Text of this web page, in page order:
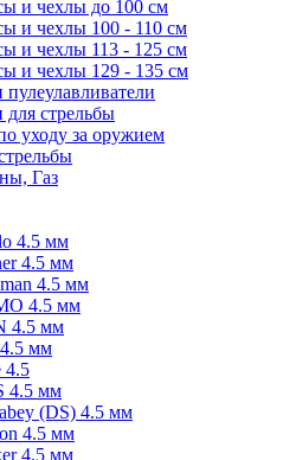
и чехлы до 100 см
и чехлы 100 - 110 см
и чехлы 113 - 125 см
и чехлы 129 - 135 см
стрельбы
уходу за оружием
Газ
4.5 мм
4.5 мм
4.5 мм
4.5 мм
4.5 мм
мм
4.5
4.5 мм
(DS) 4.5 мм
4.5 мм
4.5 мм